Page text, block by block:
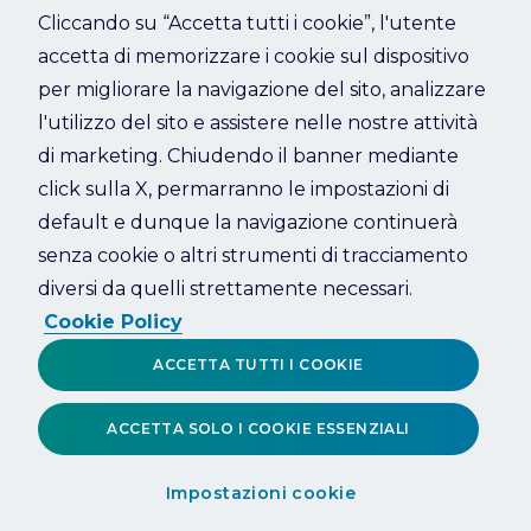
Refresh
Cliccando su “Accetta tutti i cookie”, l'utente
accetta di memorizzare i cookie sul dispositivo
per migliorare la navigazione del sito, analizzare
l'utilizzo del sito e assistere nelle nostre attività
di marketing. Chiudendo il banner mediante
click sulla X, permarranno le impostazioni di
default e dunque la navigazione continuerà
senza cookie o altri strumenti di tracciamento
diversi da quelli strettamente necessari.
Cookie Policy
Impostazioni cookie
ACCETTA SOLO I COOKIE ESSENZIALI
ACCETTA TUTTI I COOKIE